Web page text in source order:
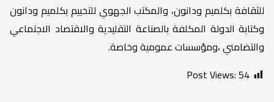
للثقافة بكلميم ودانون، والمكتب الجهوي للتخييم بكلميم ودانون
وكتابة الدولة المكلفة بالصناعة التقليدية والاقتصاد الاجتماعي
والتضامني ،ومؤسسات عمومية وخاصة.
Post Views:54